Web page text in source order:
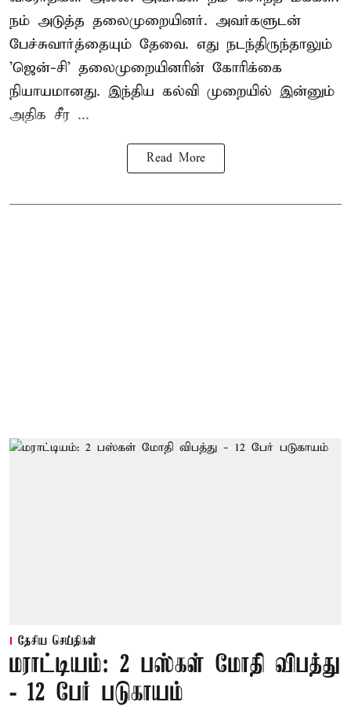
நம் அடுத்த தலைமுறையினர். அவர்களுடன்
பேச்சுவார்த்தையும் தேவை. எது நடந்திருந்தாலும்
'ஜென்-சி' தலைமுறையினரின் கோரிக்கை
நியாயமானது. இந்திய கல்வி முறையில் இன்னும்
அதிக சீர ...
Read More
தேசிய செய்திகள்
மராட்டியம்: 2 பஸ்கள் மோதி விபத்து
- 12 பேர் படுகாயம்